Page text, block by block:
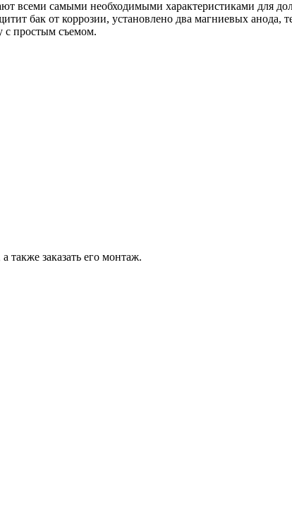
всеми самыми необходимыми характеристиками для
бак от коррозии, установлено два магниевых анода,
с простым съемом.
а также заказать его монтаж.